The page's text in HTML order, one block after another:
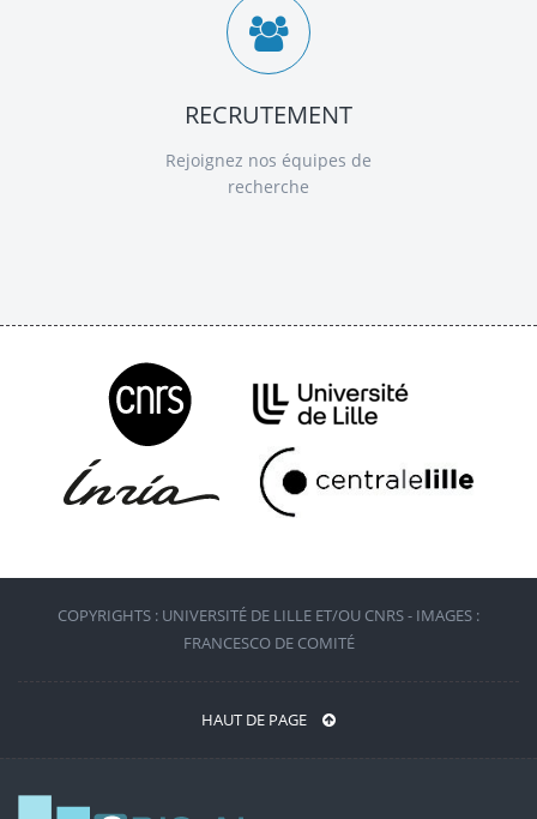
RECRUTEMENT
Rejoignez nos équipes de
recherche
COPYRIGHTS : UNIVERSITÉ DE LILLE ET/OU CNRS - IMAGES :
FRANCESCO DE COMITÉ
HAUT DE PAGE